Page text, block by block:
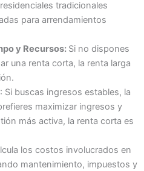
tradicionales
para arrendamientos
y Recursos: Si no dispones
una renta corta, la renta larga
: Si buscas ingresos estables, la
maximizar ingresos y
más activa, la renta corta es
los costos involucrados en
mantenimiento, impuestos y